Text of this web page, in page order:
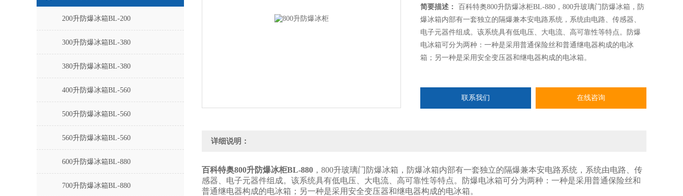
200升防爆冰箱BL-200
300升防爆冰箱BL-380
380升防爆冰箱BL-380
400升防爆冰箱BL-560
500升防爆冰箱BL-560
560升防爆冰箱BL-560
600升防爆冰箱BL-880
700升防爆冰箱BL-880
简要描述：
百科特奥800升防爆冰柜BL-880，800升玻璃门防爆冰箱，防
爆冰箱内部有一套独立的隔爆兼本安电路系统，系统由电路、传感器、
电子元器件组成。该系统具有低电压、大电流、高可靠性等特点。防爆
电冰箱可分为两种：一种是采用普通保险丝和普通继电器构成的电冰
箱；另一种是采用安全变压器和继电器构成的电冰箱。
联系我们 在线咨询
详细说明：
百科特奥800升防爆冰柜BL-880 ，800升玻璃门防爆冰箱，防爆冰箱内部有一套独立的隔爆兼本安电路系统，系统由电路、传
感器、电子元器件组成。该系统具有低电压、大电流、高可靠性等特点。防爆电冰箱可分为两种：一种是采用普通保险丝和
普通继电器构成的电冰箱；另一种是采用安全变压器和继电器构成的电冰箱。